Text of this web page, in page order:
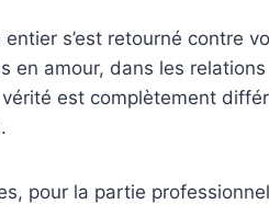
s’est retourné contre
en amour, dans les relations
est complètement
pour la partie